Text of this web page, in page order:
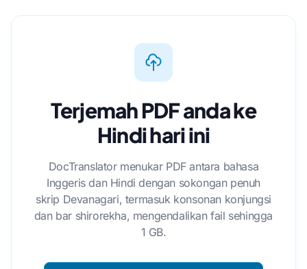
Terjemah PDF anda ke
Hindi hari ini
DocTranslator menukar PDF antara bahasa
Inggeris dan Hindi dengan sokongan penuh
skrip Devanagari, termasuk konsonan konjungsi
dan bar shirorekha, mengendalikan fail sehingga
1 GB.